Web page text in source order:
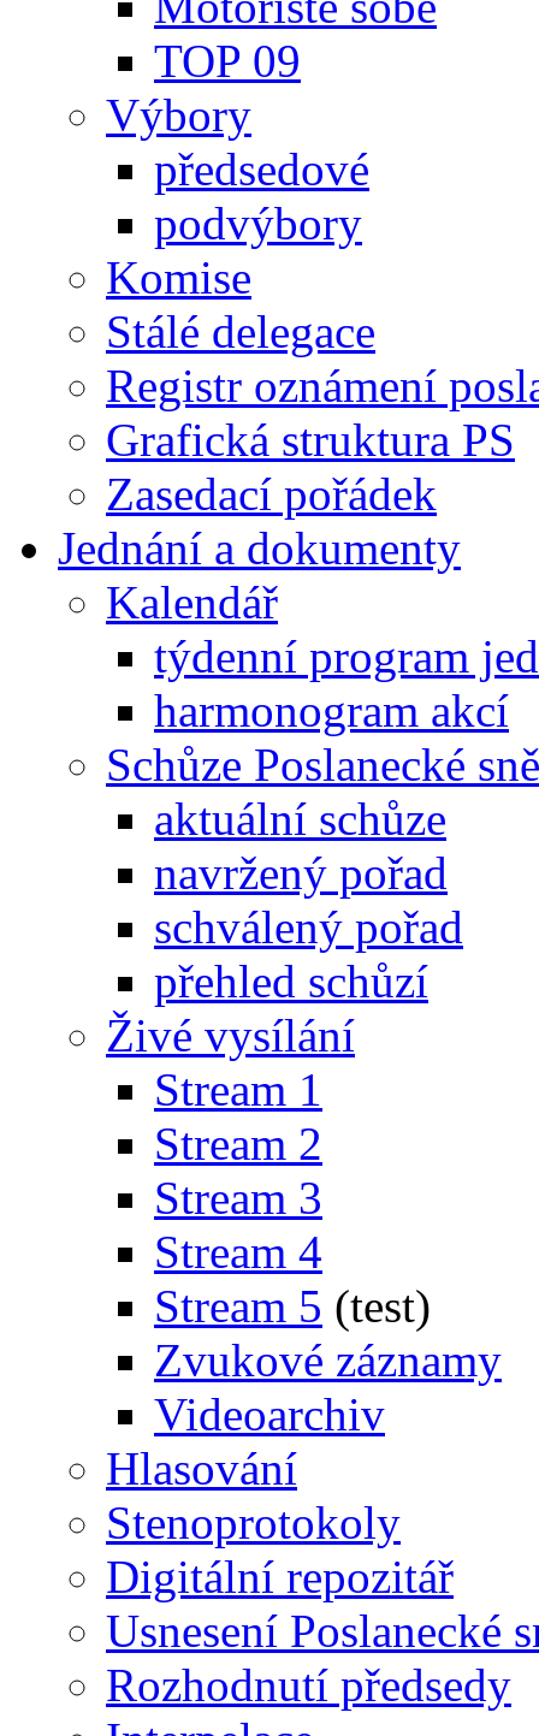
TOP 09
Výbory
předsedové
podvýbory
Komise
Stálé delegace
Registr oznámení
Grafická struktura PS
Zasedací pořádek
Jednání a dokumenty
Kalendář
týdenní program
harmonogram akcí
Schůze Poslanecké
aktuální schůze
navržený pořad
schválený pořad
přehled schůzí
Živé vysílání
Stream 1
Stream 2
Stream 3
Stream 4
Stream 5 (test)
Zvukové záznamy
Videoarchiv
Hlasování
Stenoprotokoly
Digitální repozitář
Usnesení Poslanecké
Rozhodnutí předsedy